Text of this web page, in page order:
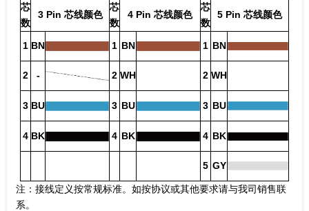
芯
数
3 Pin 芯线颜色
芯
数
4 Pin 芯线颜色
芯
数
5 Pin 芯线颜色
1 BN 1 BN 1 BN
2 - 2 WH 2 WH
3 BU 3 BU 3 BU
4 BK 4 BK 4 BK
5 GY
注：接线定义按常规标准。如按协议或其他要求请与我司销售联
系。